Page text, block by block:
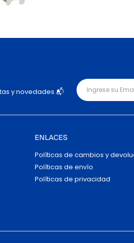
y novedades 📬
ENLACES
Políticas de cambios y
Políticas de envío
Políticas de privacidad